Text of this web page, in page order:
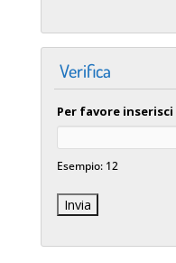
Verifica
Per favore
Esempio: 12